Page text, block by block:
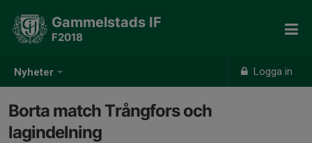
Nyheter Logga in
Gammelstads IF
F2018
Borta match Trångfors och
lagindelning